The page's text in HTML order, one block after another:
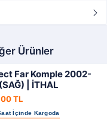
Ürünler
Far Komple 2002-
| İTHAL
TL